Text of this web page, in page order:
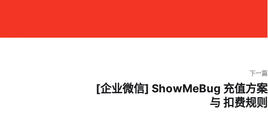
下一篇
[企业微信] ShowMeBug 充值方案
与 扣费规则